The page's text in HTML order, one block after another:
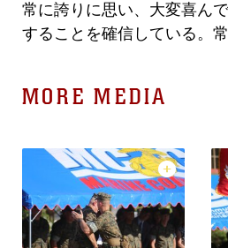
常に誇りに思い、大変喜ん
することを確信している。常
MORE MEDIA